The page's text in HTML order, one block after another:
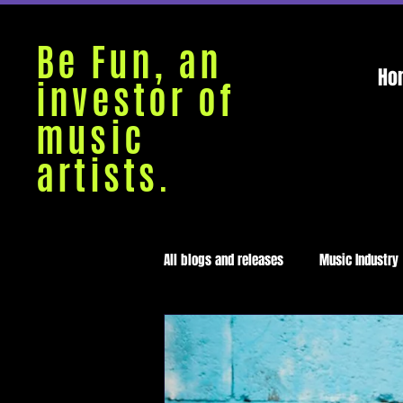
Be Fun, an
investor of
music
artists.
All blogs and releases Music Industry
Medellín